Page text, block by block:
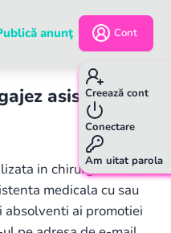
anunţ Cont
Creează cont
Conectare
Am uitat parola
asistenta
in chirurgie orala si
medicala cu sau
absolventi ai promotiei